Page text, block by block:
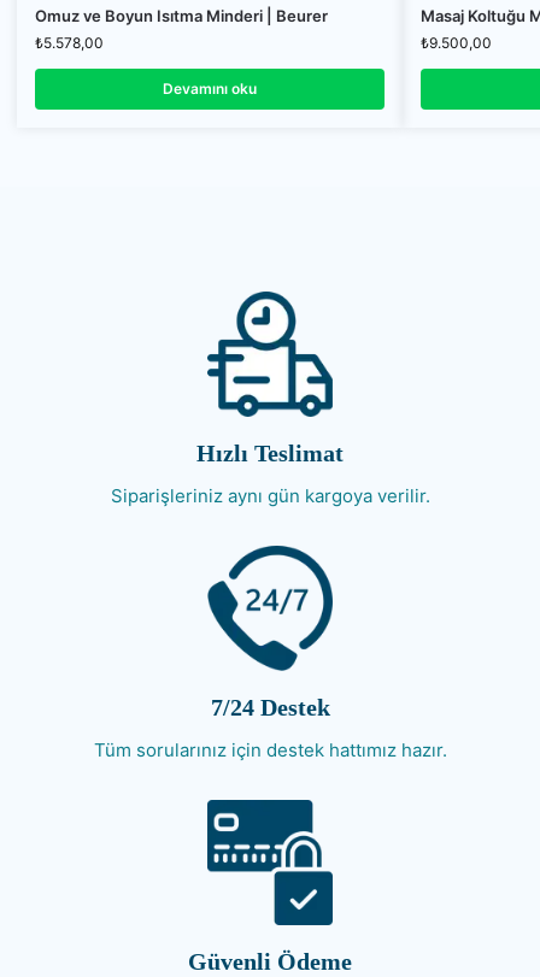
Omuz ve Boyun Isıtma Minderi | Beurer
₺5.578,00
Devamını oku
Masaj Koltuğu
₺9.500,00
Hızlı Teslimat
Siparişleriniz aynı gün kargoya verilir.
7/24 Destek
Tüm sorularınız için destek hattımız hazır.
Güvenli Ödeme